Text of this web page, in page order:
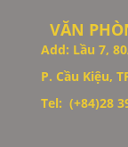
VĂN
Add: Lầu 7,
P. Cầu Kiệu,
Tel: (+84)28